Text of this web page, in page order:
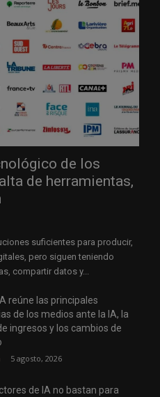
de los
de herramientas,
suficientes para producir,
pero siguen teniendo
compartir datos y...
reúne las principales
de los medios ante la IA, la
ingresos y los cambios de
5 agosto, 2026
de IA no bastan para